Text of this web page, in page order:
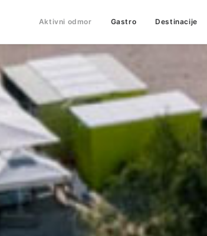
Aktivni odmor Gastro Destinacije